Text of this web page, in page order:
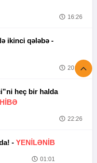
16:26
Tofiq Musayevdən UFC-də ikinci qələbə -
20:52
heç bir halda
22:26
- YENİLƏNİB
01:01